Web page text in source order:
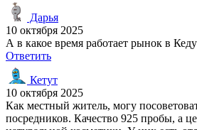
Дарья
10 октября 2025
А в какое время работает рынок в
Ответить
Кетут
10 октября 2025
Как местный житель, могу
посредников. Качество 925 пробы, а